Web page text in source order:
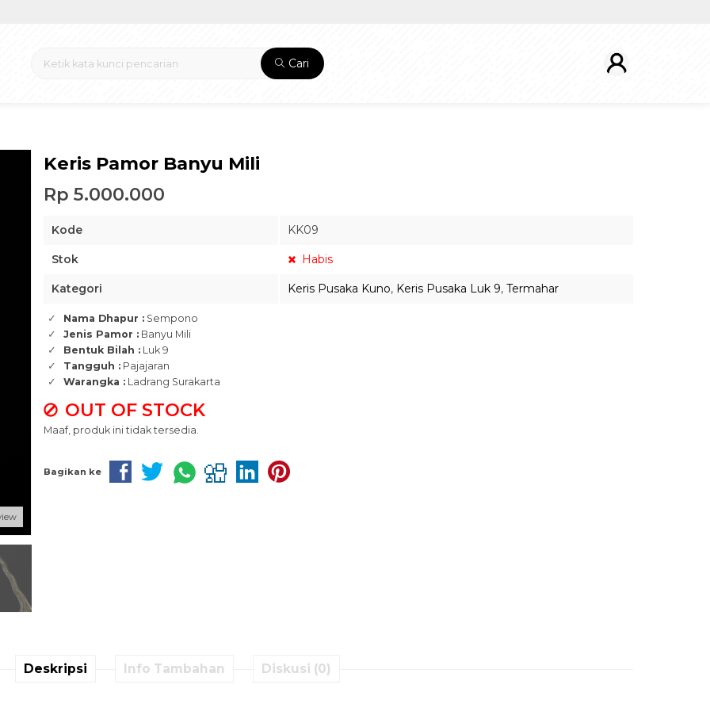
Cari
Keris Pamor Banyu Mili
Rp 5.000.000
Kode KK09
Stok Habis
Kategori Keris Pusaka Kuno, Keris Pusaka Luk 9, Termahar
Nama Dhapur : Sempono
Jenis Pamor : Banyu Mili
Bentuk Bilah : Luk 9
Tangguh : Pajajaran
Warangka : Ladrang Surakarta
OUT OF STOCK
Maaf, produk ini tidak tersedia.
Bagikan ke
Deskripsi Info Tambahan Diskusi (0)